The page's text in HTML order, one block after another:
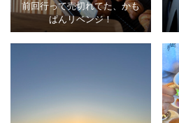
前回行って売切れてた、かも
ぱんリベンジ！